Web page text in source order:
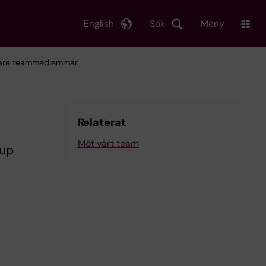
Sök
English Meny
teammedlemmar
Relaterat
Möt vårt team